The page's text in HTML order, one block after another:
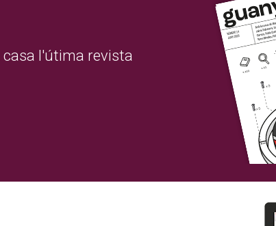
l'útima revista